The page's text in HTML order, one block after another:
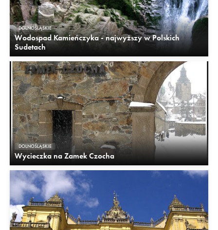
DOLNOŚLĄSKIE
Wodospad Kamieńczyka - najwyższy w Polskich
Sudetach
DOLNOŚLĄSKIE
Wycieczka na Zamek Czocha